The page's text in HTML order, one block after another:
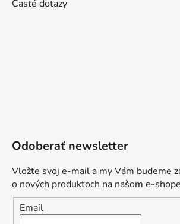
Časté dotazy
Odoberať newsletter
Vložte svoj e-mail a my Vám budeme
o nových produktoch na našom e-
Email